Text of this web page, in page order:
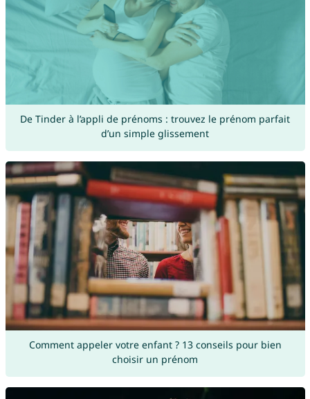
De Tinder à l’appli de prénoms : trouvez le prénom parfait
d’un simple glissement
Comment appeler votre enfant ? 13 conseils pour bien
choisir un prénom